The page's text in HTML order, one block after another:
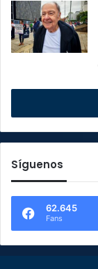
Síguenos
62.645
Fans